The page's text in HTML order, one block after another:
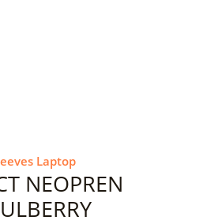
Laptop
NEOPREN